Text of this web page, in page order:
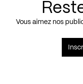
Vous aimez nos